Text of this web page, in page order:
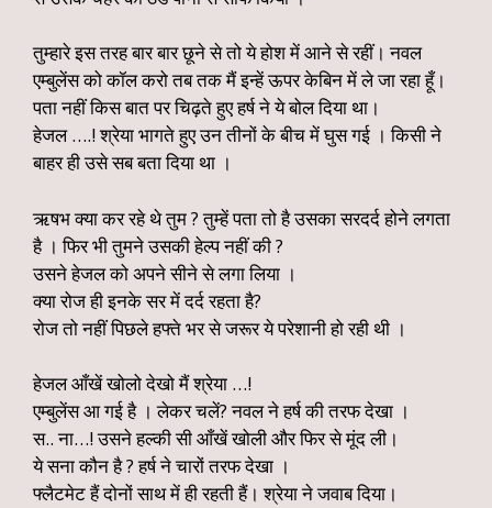
तुम्हारे इस तरह बार बार छूने से तो ये होश में आने से रहीं। नवल
एम्बुलेंस को कॉल करो तब तक मैं इन्हें ऊपर केबिन में ले जा रहा हूँ।
पता नहीं किस बात पर चिढ़ते हुए हर्ष ने ये बोल दिया था।
हेजल ….! श्रेया भागते हुए उन तीनों के बीच में घुस गई । किसी ने
बाहर ही उसे सब बता दिया था ।
ऋषभ क्या कर रहे थे तुम ? तुम्हें पता तो है उसका सरदर्द होने लगता
है । फिर भी तुमने उसकी हेल्प नहीं की ?
उसने हेजल को अपने सीने से लगा लिया ।
क्या रोज ही इनके सर में दर्द रहता है?
रोज तो नहीं पिछले हफ्ते भर से जरूर ये परेशानी हो रही थी ।
हेजल आँखें खोलो देखो मैं श्रेया …!
एम्बुलेंस आ गई है । लेकर चलें? नवल ने हर्ष की तरफ देखा ।
स.. ना…! उसने हल्की सी आँखें खोली और फिर से मूंद ली।
ये सना कौन है ? हर्ष ने चारों तरफ देखा ।
फ्लैटमेट हैं दोनों साथ में ही रहती हैं। श्रेया ने जवाब दिया।